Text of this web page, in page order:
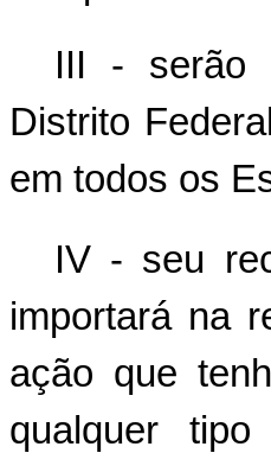
III - serão
Distrito
em todos os
IV - seu
importará na
ação que
qualquer